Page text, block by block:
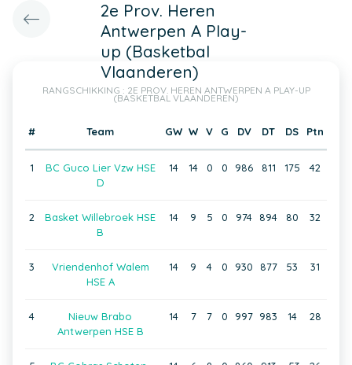
2e Prov. Heren
Antwerpen A Play-
up (Basketbal
Vlaanderen)
RANGSCHIKKING : 2E PROV. HEREN ANTWERPEN A PLAY-UP
(BASKETBAL VLAANDEREN)
# Team GW W V G DV DT DS Ptn
1
BC Guco Lier Vzw HSE
D
14 14 0 0 986 811 175 42
2
Basket Willebroek HSE
B
14 9 5 0 974 894 80 32
3
Vriendenhof Walem
HSE A
14 9 4 0 930 877 53 31
4
Nieuw Brabo
Antwerpen HSE B
14 7 7 0 997 983 14 28